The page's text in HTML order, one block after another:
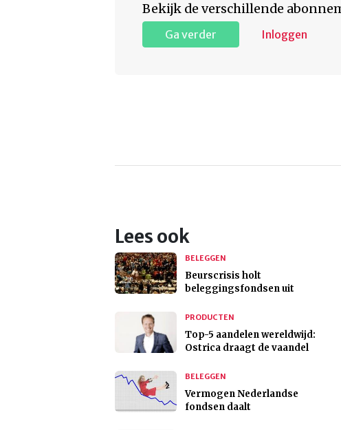
Bekijk de verschillende
Ga verder Inloggen
Lees ook
BELEGGEN
Beurscrisis holt
beleggingsfondsen uit
PRODUCTEN
Top-5 aandelen wereldwijd:
Ostrica draagt de vaandel
BELEGGEN
Vermogen Nederlandse
fondsen daalt